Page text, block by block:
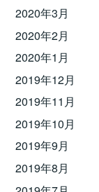
2020年3月
2020年2月
2020年1月
2019年12月
2019年11月
2019年10月
2019年9月
2019年8月